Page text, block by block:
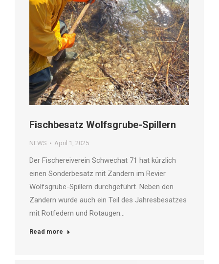
Fischbesatz Wolfsgrube-Spillern
NEWS April 1, 2025
Der Fischereiverein Schwechat 71 hat kürzlich
einen Sonderbesatz mit Zandern im Revier
Wolfsgrube-Spillern durchgeführt. Neben den
Zandern wurde auch ein Teil des Jahresbesatzes
mit Rotfedern und Rotaugen…
Read more